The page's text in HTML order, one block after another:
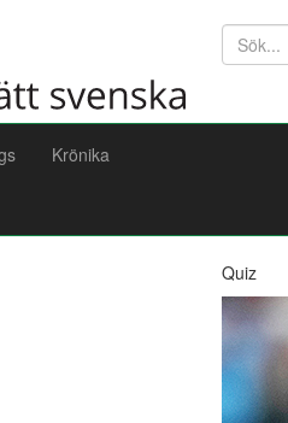
Söktext
Krönika
Quiz